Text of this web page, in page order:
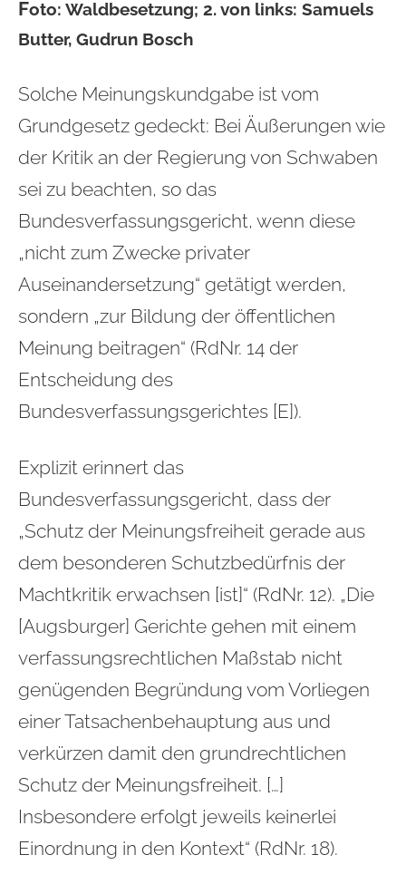
Foto: Waldbesetzung; 2. von links: Samuels
Butter, Gudrun Bosch
Solche Meinungskundgabe ist vom
Grundgesetz gedeckt: Bei Äußerungen wie
der Kritik an der Regierung von Schwaben
sei zu beachten, so das
Bundesverfassungsgericht, wenn diese
„nicht zum Zwecke privater
Auseinandersetzung“ getätigt werden,
sondern „zur Bildung der öffentlichen
Meinung beitragen“ (RdNr. 14 der
Entscheidung des
Bundesverfassungsgerichtes [E]).
Explizit erinnert das
Bundesverfassungsgericht, dass der
„Schutz der Meinungsfreiheit gerade aus
dem besonderen Schutzbedürfnis der
Machtkritik erwachsen [ist]“ (RdNr. 12). „Die
[Augsburger] Gerichte gehen mit einem
verfassungsrechtlichen Maßstab nicht
genügenden Begründung vom Vorliegen
einer Tatsachenbehauptung aus und
verkürzen damit den grundrechtlichen
Schutz der Meinungsfreiheit. […]
Insbesondere erfolgt jeweils keinerlei
Einordnung in den Kontext“ (RdNr. 18).